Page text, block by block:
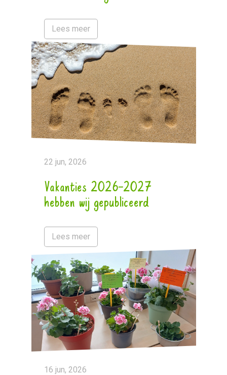
Lees meer
22 jun, 2026
Vakanties 2026-2027
hebben wij gepubliceerd
Lees meer
16 jun, 2026